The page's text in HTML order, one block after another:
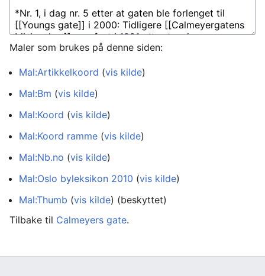
Maler som brukes på denne siden:
Mal:Artikkelkoord (vis kilde)
Mal:Bm (vis kilde)
Mal:Koord (vis kilde)
Mal:Koord ramme (vis kilde)
Mal:Nb.no (vis kilde)
Mal:Oslo byleksikon 2010 (vis kilde)
Mal:Thumb (vis kilde) (beskyttet)
Tilbake til Calmeyers gate.